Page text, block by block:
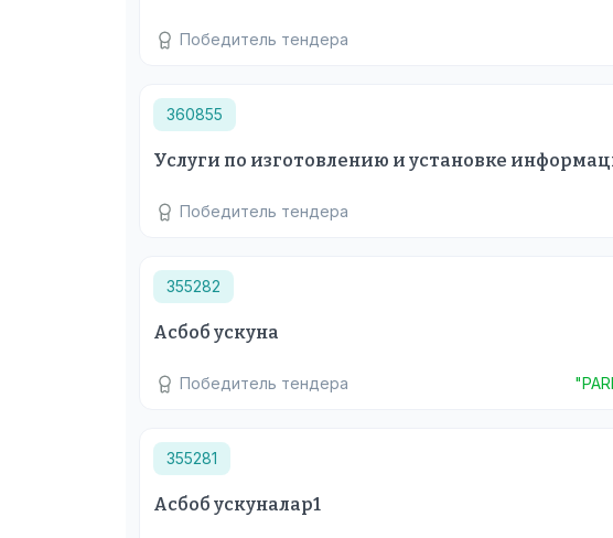
Победитель тендера
360855
Услуги по изготовлению и установке
Победитель тендера
355282
Асбоб ускуна
Победитель тендера
355281
Асбоб ускуналар1